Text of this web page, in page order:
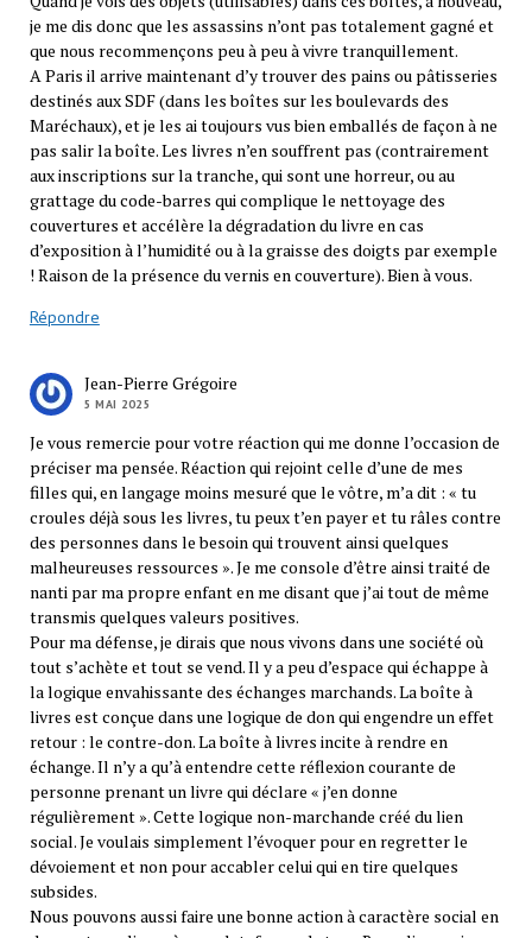
je me dis donc que les assassins n’ont pas totalement gagné et
que nous recommençons peu à peu à vivre tranquillement.
A Paris il arrive maintenant d’y trouver des pains ou pâtisseries
destinés aux SDF (dans les boîtes sur les boulevards des
Maréchaux), et je les ai toujours vus bien emballés de façon à ne
pas salir la boîte. Les livres n’en souffrent pas (contrairement
aux inscriptions sur la tranche, qui sont une horreur, ou au
grattage du code-barres qui complique le nettoyage des
couvertures et accélère la dégradation du livre en cas
d’exposition à l’humidité ou à la graisse des doigts par exemple
! Raison de la présence du vernis en couverture). Bien à vous.
Répondre
Jean-Pierre Grégoire
5 MAI 2025
Je vous remercie pour votre réaction qui me donne l’occasion de
préciser ma pensée. Réaction qui rejoint celle d’une de mes
filles qui, en langage moins mesuré que le vôtre, m’a dit : « tu
croules déjà sous les livres, tu peux t’en payer et tu râles contre
des personnes dans le besoin qui trouvent ainsi quelques
malheureuses ressources ». Je me console d’être ainsi traité de
nanti par ma propre enfant en me disant que j’ai tout de même
transmis quelques valeurs positives.
Pour ma défense, je dirais que nous vivons dans une société où
tout s’achète et tout se vend. Il y a peu d’espace qui échappe à
la logique envahissante des échanges marchands. La boîte à
livres est conçue dans une logique de don qui engendre un effet
retour : le contre-don. La boîte à livres incite à rendre en
échange. Il n’y a qu’à entendre cette réflexion courante de
personne prenant un livre qui déclare « j’en donne
régulièrement ». Cette logique non-marchande créé du lien
social. Je voulais simplement l’évoquer pour en regretter le
dévoiement et non pour accabler celui qui en tire quelques
subsides.
Nous pouvons aussi faire une bonne action à caractère social en